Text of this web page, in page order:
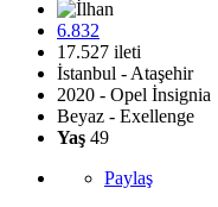
6.832
17.527 ileti
İstanbul - Ataşehir
2020 - Opel İnsignia
Beyaz - Exellenge
Yaş 49
Paylaş